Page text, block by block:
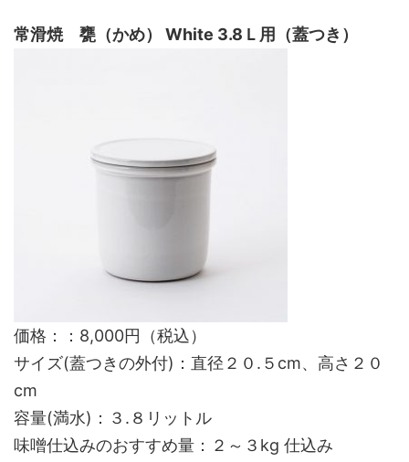
常滑焼 甕（かめ） White 3.8Ｌ用（蓋つき）
価格：：8,000円（税込）
サイズ(蓋つきの外付)：直径２０.５cm、高さ２０
cm
容量(満水)：３.８リットル
味噌仕込みのおすすめ量：２～３kg 仕込み